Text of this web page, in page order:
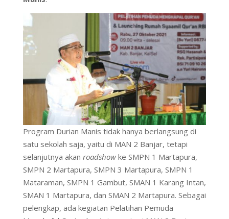
Program Durian Manis tidak hanya berlangsung di
satu sekolah saja, yaitu di MAN 2 Banjar, tetapi
selanjutnya akan roadshowke SMPN 1 Martapura,
SMPN 2 Martapura, SMPN 3 Martapura, SMPN 1
Mataraman, SMPN 1 Gambut, SMAN 1 Karang Intan,
SMAN 1 Martapura, dan SMAN 2 Martapura. Sebagai
pelengkap, ada kegiatan Pelatihan Pemuda